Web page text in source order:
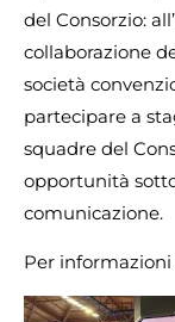
del Consorzio:
collaborazione
società
partecipare a
squadre del
opportunità
comunicazione.
Per informazioni